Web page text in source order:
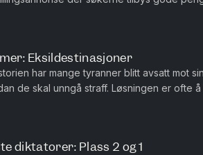
i Nord-Korea. Fujimoto biter på o...
Eksildestinasjoner
har mange tyranner blitt avsatt mot
de skal unngå straff. Løsningen er ofte å
diktatorene av se...
diktatorer: Plass 2 og 1